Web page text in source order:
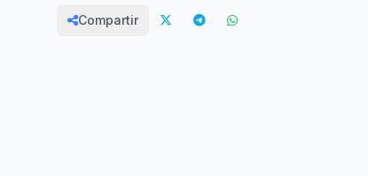
Compartir